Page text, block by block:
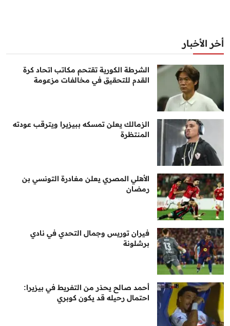
أخر الأخبار
الشرطة الكورية تقتحم مكاتب اتحاد كرة
القدم للتحقيق في مخالفات مزعومة
الزمالك يعلن تمسكه ببيزيرا ويترقب عودته
المنتظرة
الأهلي المصري يعلن مغادرة التونسي بن
رمضان
فيران توريس وجمال التحدي في نادي
برشلونة
أحمد صالح يحذر من التفريط في بيزيرا:
احتمال رحيله قد يكون كوبري